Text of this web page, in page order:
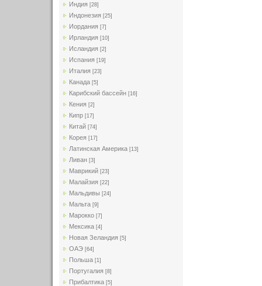
Индия [28]
Индонезия [25]
Иордания [7]
Ирландия [10]
Исландия [2]
Испания [19]
Италия [23]
Канада [5]
Карибский бассейн [16]
Кения [2]
Кипр [17]
Китай [74]
Корея [17]
Латинская Америка [13]
Ливан [3]
Маврикий [23]
Малайзия [22]
Мальдивы [24]
Мальта [9]
Марокко [7]
Мексика [4]
Новая Зеландия [5]
ОАЭ [64]
Польша [1]
Португалия [8]
Прибалтика [5]